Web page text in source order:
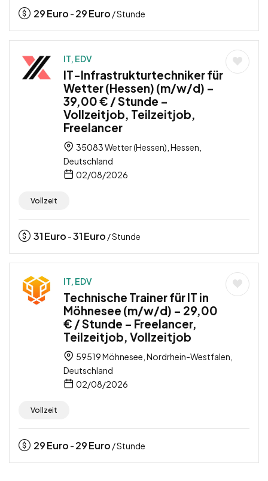
29Euro - 29Euro / Stunde
IT, EDV
IT-Infrastrukturtechniker für
Wetter (Hessen) (m/w/d) –
39,00 € / Stunde –
Vollzeitjob, Teilzeitjob,
Freelancer
35083 Wetter (Hessen), Hessen,
Deutschland
02/08/2026
Vollzeit
31Euro -31Euro / Stunde
IT, EDV
Technische Trainer für IT in
Möhnesee (m/w/d) – 29,00
€ / Stunde – Freelancer,
Teilzeitjob, Vollzeitjob
59519 Möhnesee, Nordrhein-Westfalen,
Deutschland
02/08/2026
Vollzeit
29Euro - 29Euro / Stunde